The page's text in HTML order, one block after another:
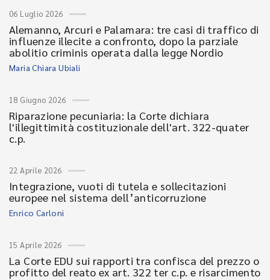
06 Luglio 2026
Alemanno, Arcuri e Palamara: tre casi di traffico di
influenze illecite a confronto, dopo la parziale
abolitio criminis operata dalla legge Nordio
Maria Chiara Ubiali
18 Giugno 2026
Riparazione pecuniaria: la Corte dichiara
l'illegittimità costituzionale dell'art. 322-quater
c.p.
22 Aprile 2026
Integrazione, vuoti di tutela e sollecitazioni
europee nel sistema dell’anticorruzione
Enrico Carloni
15 Aprile 2026
La Corte EDU sui rapporti tra confisca del prezzo o
profitto del reato ex art. 322 ter c.p. e risarcimento